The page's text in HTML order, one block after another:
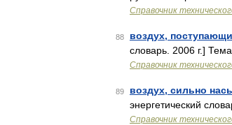
Справочник
88 воздух,
словарь. 2006 г.]
Справочник
89 воздух, сильно
энергетический
Справочник